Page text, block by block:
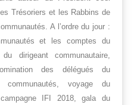
Trésoriers et les Rabbins de
A l’ordre du jour :
et les comptes du
dirigeant communautaire,
des délégués du
voyage du
IFI 2018, gala du